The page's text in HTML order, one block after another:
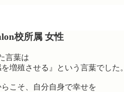
校所属 女性
言葉は
を増殖させる』という言葉でした
こそ、自分自身で幸せを